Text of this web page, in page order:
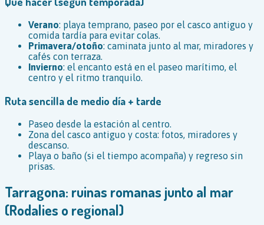
Verano: playa temprano, paseo por el casco antiguo y
comida tardía para evitar colas.
Primavera/otoño: caminata junto al mar, miradores y
cafés con terraza.
Invierno: el encanto está en el paseo marítimo, el
centro y el ritmo tranquilo.
Ruta sencilla de medio día + tarde
Paseo desde la estación al centro.
Zona del casco antiguo y costa: fotos, miradores y
descanso.
Playa o baño (si el tiempo acompaña) y regreso sin
prisas.
Tarragona: ruinas romanas junto al mar
(Rodalies o regional)